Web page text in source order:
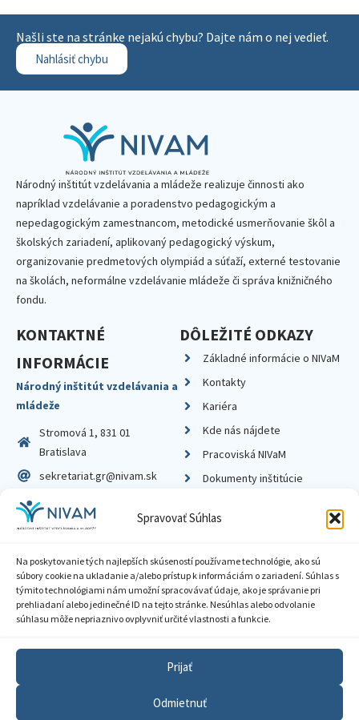
Spravovať Súhlas
Na poskytovanie tých najlepších skúseností používame technológie, ako sú
súbory cookie na ukladanie a/alebo prístup k informáciám o zariadení. Súhlas s
týmito technológiami nám umožní spracovávať údaje, ako je správanie pri
prehliadaní alebo jedinečné ID na tejto stránke. Nesúhlas alebo odvolanie
súhlasu môže nepriaznivo ovplyvniť určité vlastnosti a funkcie.
Prijať
Odmietnuť
Našli ste na stránke nejakú chybu? Dajte nám o nej vedieť.
Nahlásiť chybu
Národný inštitút vzdelávania a mládeže realizuje činnosti ako
napríklad vzdelávanie a poradenstvo pedagogickým a
nepedagogickým zamestnancom, metodické usmerňovanie škôl a
školských zariadení, aplikovaný pedagogický výskum,
organizovanie predmetových olympiád a súťaží, externé testovanie
na školách, neformálne vzdelávanie mládeže či správa knižničného
fondu.
KONTAKTNÉ
INFORMÁCIE
Národný inštitút vzdelávania a
mládeže
Stromová 1, 831 01
Bratislava
sekretariat.gr@nivam.sk
IČO: 00164348
DIČ: 2020798714
DÔLEŽITÉ ODKAZY
Základné informácie o NIVaM
Kontakty
Kariéra
Kde nás nájdete
Pracoviská NIVaM
Dokumenty inštitúcie
Zásady ochrany súkromia
Sprístupnenie informácií